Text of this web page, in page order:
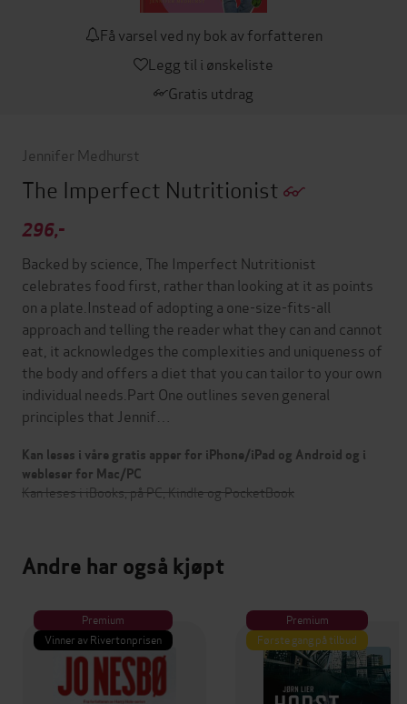
Få varsel ved ny bok av forfatteren
Legg til i ønskeliste
Gratis utdrag
Jennifer Medhurst
The Imperfect Nutritionist
296,-
Backed by science, The Imperfect Nutritionist
celebrates food first, rather than looking at it as points
on a plate.Instead of adopting a one-size-fits-all
approach and telling the reader what they can and cannot
eat, it acknowledges the complexities and uniqueness of
the body and offers a diet that you can tailor to your own
individual needs.Part One outlines seven general
principles that Jennif…
Kan leses i våre gratis apper for iPhone/iPad og Android og i
webleser for Mac/PC
Kan leses i iBooks, på PC, Kindle og PocketBook
Andre har også kjøpt
Premium
Vinner av Rivertonprisen
Premium
Første gang på tilbud